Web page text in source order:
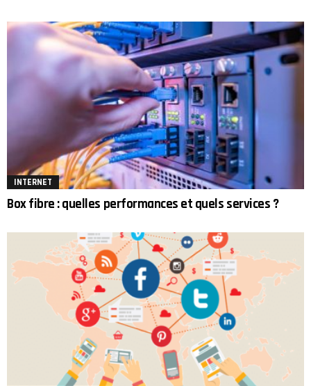
INTERNET
Box fibre : quelles performances et quels services ?